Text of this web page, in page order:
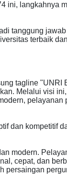
ini, langkahnya
tanggung
terbaik
tagline "UNRI
Melalui visi
pelayanan
dan kompetitif
modern.
cepat, dan
persaingan